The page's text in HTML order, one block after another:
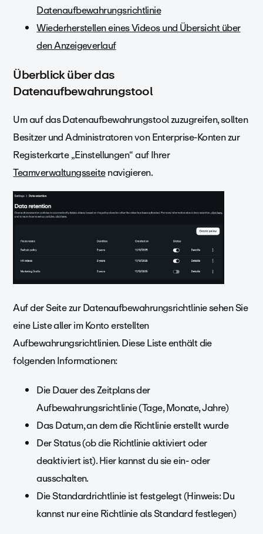
Datenaufbewahrungsrichtlinie
Wiederherstellen eines Videos und Übersicht über
den Anzeigeverlauf
Überblick über das
Datenaufbewahrungstool
Um auf das Datenaufbewahrungstool zuzugreifen, sollten
Besitzer und Administratoren von Enterprise-Konten zur
Registerkarte „Einstellungen“ auf Ihrer
Teamverwaltungsseitenavigieren.
Auf der Seite zur Datenaufbewahrungsrichtlinie sehen Sie
eine Liste aller im Konto erstellten
Aufbewahrungsrichtlinien. Diese Liste enthält die
folgenden Informationen:
Die Dauer des Zeitplans der
Aufbewahrungsrichtlinie (Tage, Monate, Jahre)
Das Datum, an dem die Richtlinie erstellt wurde
Der Status (ob die Richtlinie aktiviert oder
deaktiviert ist). Hier kannst du sie ein- oder
ausschalten.
Die Standardrichtlinie ist festgelegt (Hinweis: Du
kannst nur eine Richtlinie als Standard festlegen)